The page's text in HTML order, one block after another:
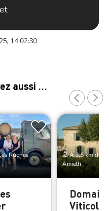
14:02:30
aussi …
Ruches
À 3.5 km de
Amielh
Viticole